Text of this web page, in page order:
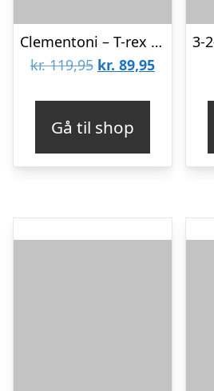
Clementoni – T-rex Dinosaur Robot Legetøj Samlesæt
kr.119,95 Den
var:
kr. 119,95.
kr. 89,95Den
kr. 89,95.
Gå til shop